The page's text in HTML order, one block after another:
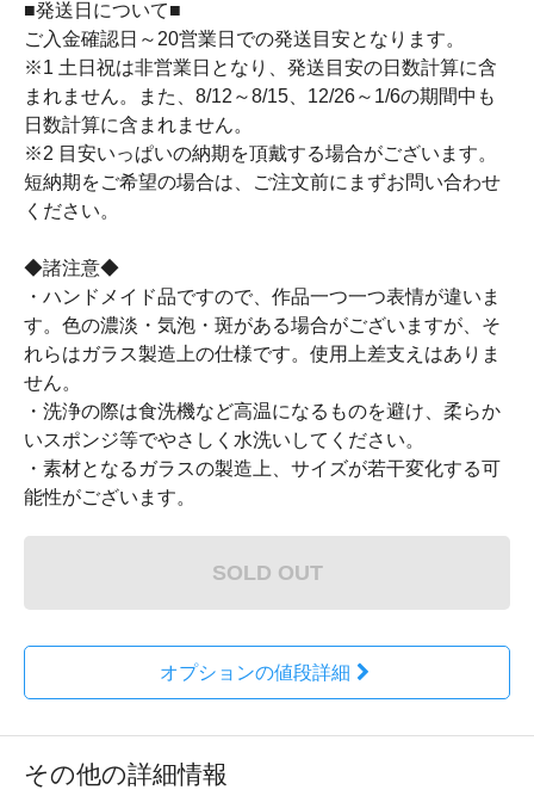
■発送日について■
ご入金確認日～20営業日での発送目安となります。
※1 土日祝は非営業日となり、発送目安の日数計算に含
まれません。また、8/12～8/15、12/26～1/6の期間中も
日数計算に含まれません。
※2 目安いっぱいの納期を頂戴する場合がございます。
短納期をご希望の場合は、ご注文前にまずお問い合わせ
ください。
◆諸注意◆
・ハンドメイド品ですので、作品一つ一つ表情が違いま
す。色の濃淡・気泡・斑がある場合がございますが、そ
れらはガラス製造上の仕様です。使用上差支えはありま
せん。
・洗浄の際は食洗機など高温になるものを避け、柔らか
いスポンジ等でやさしく水洗いしてください。
・素材となるガラスの製造上、サイズが若干変化する可
能性がございます。
SOLD OUT
オプションの値段詳細
その他の詳細情報